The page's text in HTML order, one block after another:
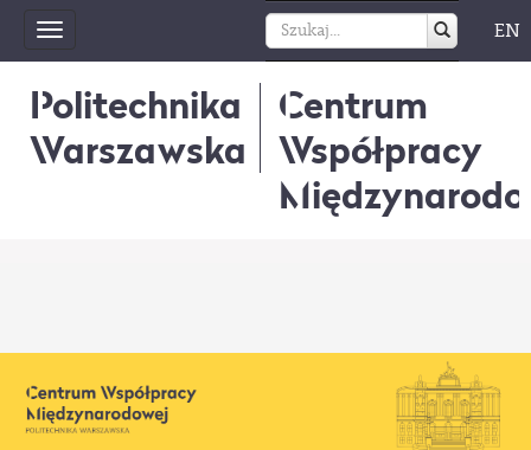
Toggle
navigation
EN
Politechnika
Warszawska
Centrum
Współpracy